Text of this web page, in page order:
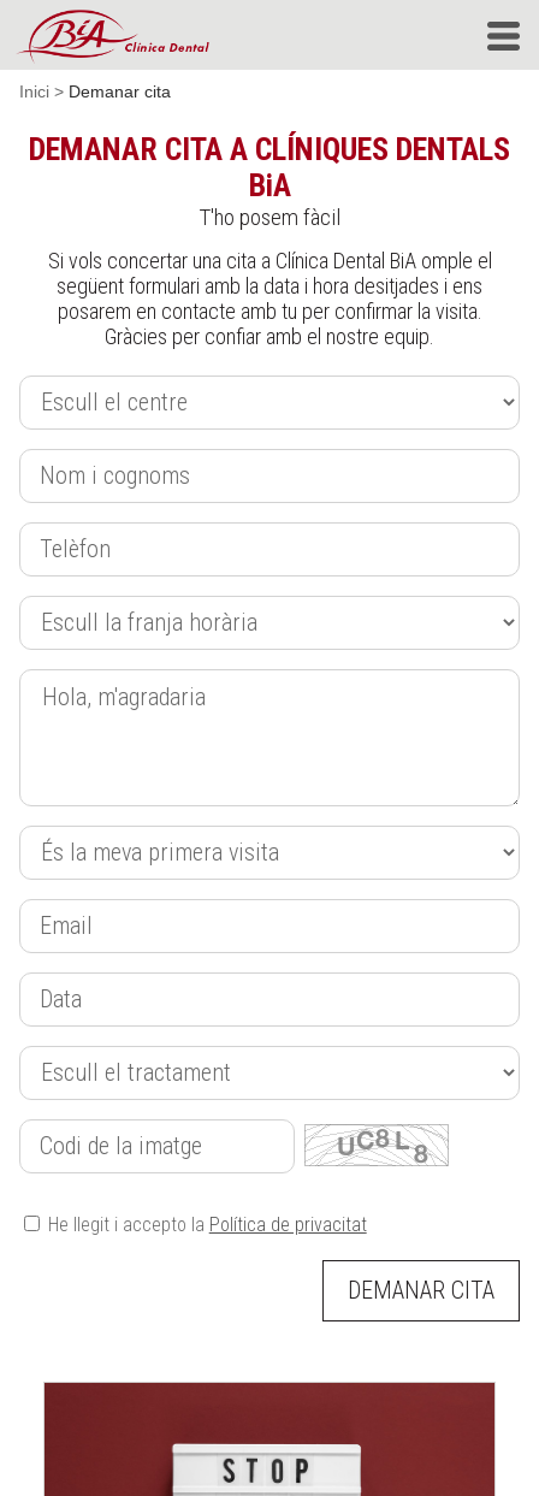
Inici >Demanar cita
DEMANAR CITA A CLÍNIQUES DENTALS
BiA
T'ho posem fàcil
Si vols concertar una cita a Clínica Dental BiA omple el
següent formulari amb la data i hora desitjades i ens
posarem en contacte amb tu per confirmar la visita.
Gràcies per confiar amb el nostre equip.
He llegit i accepto la Política de privacitat
DEMANAR CITA